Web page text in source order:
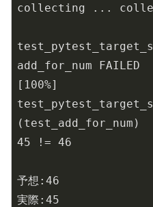
collecting ...
add_for_num FAILED
[100%]
(test_add_for_num)
45 != 46
予想:46
実際:45